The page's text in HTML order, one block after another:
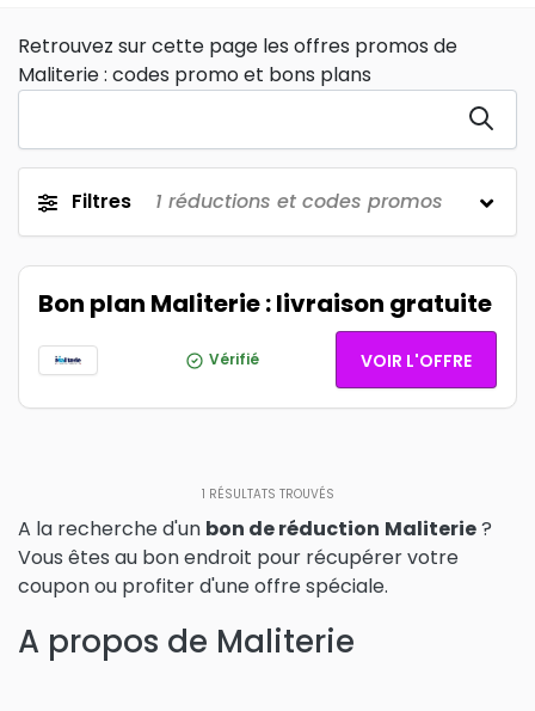
Retrouvez sur cette page les offres promos de
Maliterie : codes promo et bons plans
Filtres 1 réductions et codes promos
Bon plan Maliterie : livraison gratuite
Vérifié VOIR L'OFFRE
1 RÉSULTATS TROUVÉS
A la recherche d'un bon de réduction Maliterie?
Vous êtes au bon endroit pour récupérer votre
coupon ou profiter d'une offre spéciale.
A propos de Maliterie